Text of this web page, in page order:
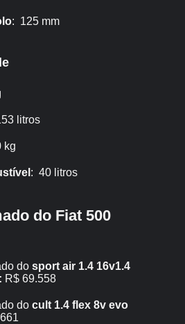
: 125 mm
litros
kg
: 40 litros
do Fiat 500
dosport air 1.4 16v1.4
R$ 69.558
docult 1.4 flex 8v evo